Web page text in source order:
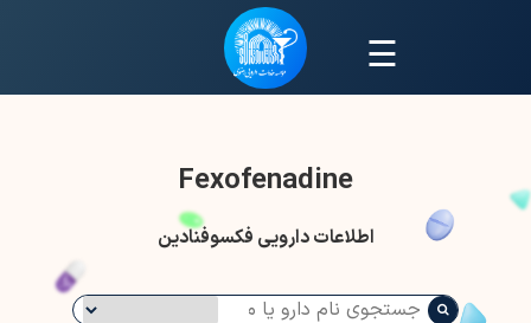
☰
Fexofenadine
اطلاعات دارویی فکسوفنادین